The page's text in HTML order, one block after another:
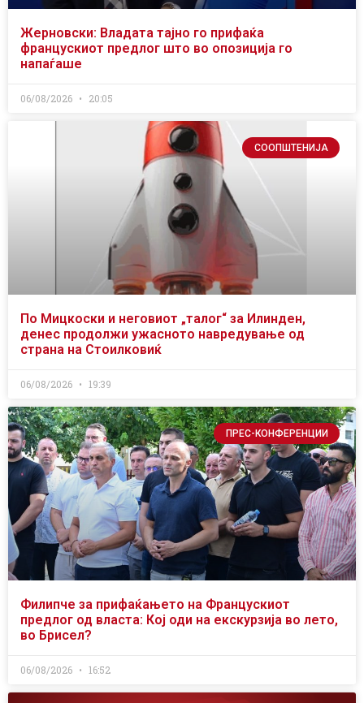
Жерновски: Владата тајно го прифаќа
францускиот предлог што во опозиција го
напаѓаше
06/08/2026 20:05
СООПШТЕНИЈА
По Мицкоски и неговиот „талог“ за Илинден,
денес продолжи ужасното навредување од
страна на Стоилковиќ
06/08/2026 19:39
ПРЕС-КОНФЕРЕНЦИИ
Филипче за прифаќањето на Францускиот
предлог од власта: Кој оди на екскурзија во лето,
во Брисел?
06/08/2026 16:52